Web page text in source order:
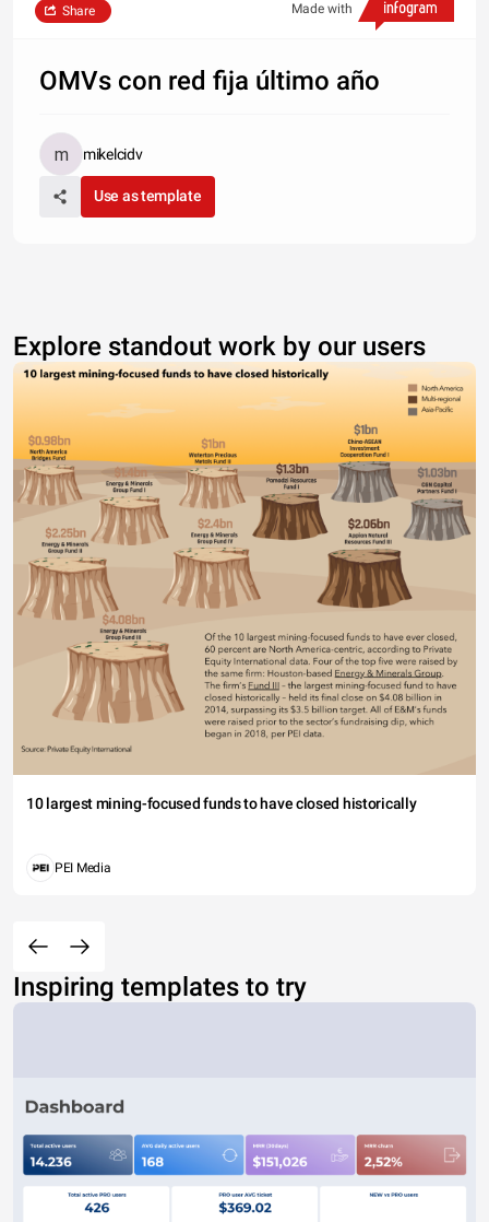
Made with
Share
OMVs con red fija último año
mikelcidv
Use as template
Explore standout work by our users
10 largest mining-focused funds to have closed historically
PEI Media
Inspiring templates to try